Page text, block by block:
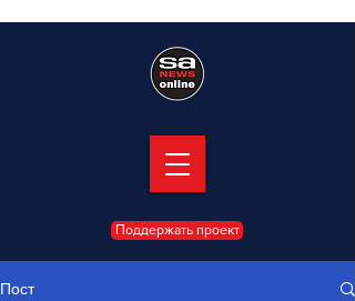
Поддержать проект
Пост